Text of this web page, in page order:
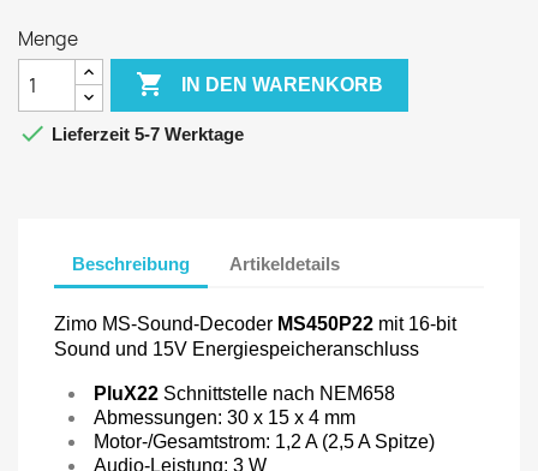
Menge
 IN DEN WARENKORB
 Lieferzeit 5-7 Werktage
Beschreibung Artikeldetails
Zimo MS-Sound-Decoder MS450P22 mit 16-bit
Sound und 15V Energiespeicheranschluss
PluX22 Schnittstelle nach NEM658
Abmessungen: 30 x 15 x 4 mm
Motor-/Gesamtstrom: 1,2 A (2,5 A Spitze)
Audio-Leistung: 3 W